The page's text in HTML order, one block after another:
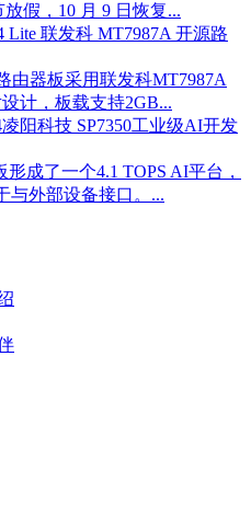
假，10 月 9 日恢复...
Lite 联发科 MT7987A 开源路
由器板采用联发科MT7987A
计，板载支持2GB...
阳科技 SP7350工业级AI开发
成了一个4.1 TOPS AI平台，
与外部设备接口。...